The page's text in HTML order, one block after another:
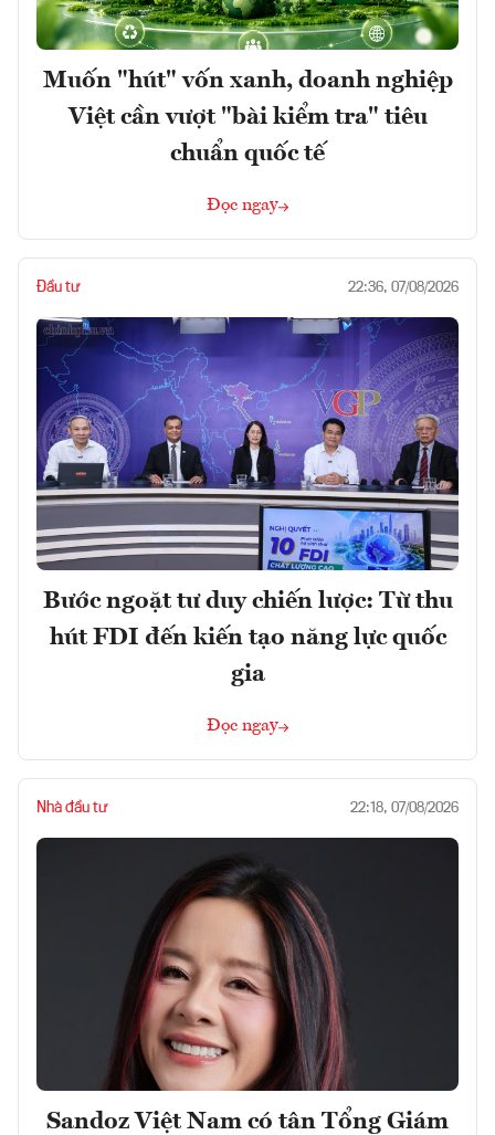
Muốn "hút" vốn xanh, doanh nghiệp
Việt cần vượt "bài kiểm tra" tiêu
chuẩn quốc tế
Đọc ngay
Đầu tư 22:36, 07/08/2026
Bước ngoặt tư duy chiến lược: Từ thu
hút FDI đến kiến tạo năng lực quốc
gia
Đọc ngay
Nhà đầu tư 22:18, 07/08/2026
Sandoz Việt Nam có tân Tổng Giám